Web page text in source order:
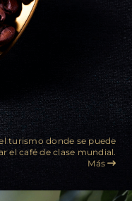
turismo donde se puede
el café de clase mundial.
Más